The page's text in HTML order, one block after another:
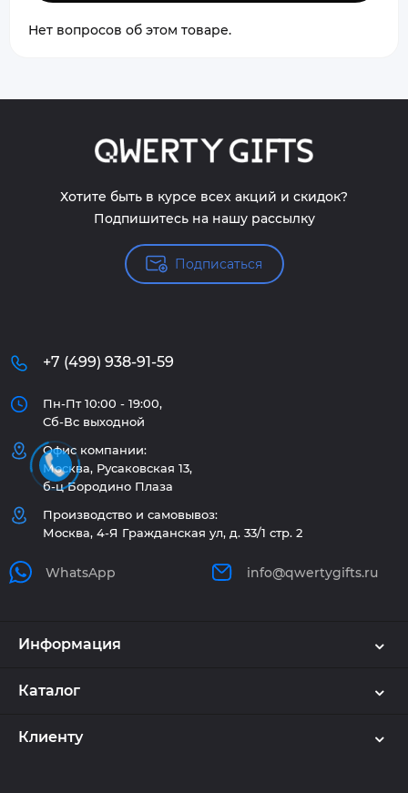
Нет вопросов об этом товаре.
Хотите быть в курсе всех акций и скидок?
Подпишитесь на нашу рассылку
Подписаться
+7 (499) 938-91-59
Пн-Пт 10:00 - 19:00,
Сб-Вс выходной
Офис компании:
Москва, Русаковская 13,
б-ц Бородино Плаза
Производство и самовывоз:
Москва, 4-Я Гражданская ул, д. 33/1 стр. 2
WhatsApp info@qwertygifts.ru
Информация
Каталог
Клиенту